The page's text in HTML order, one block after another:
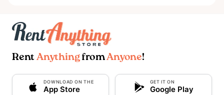
Rent AnythingfromAnyone!
DOWNLOAD ON THE
App Store
GET IT ON
Google Play